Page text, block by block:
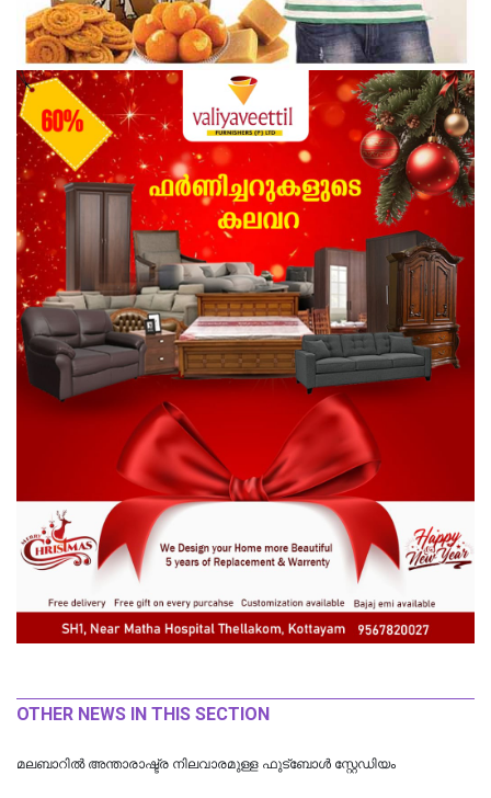
OTHER NEWS IN THIS SECTION
മലബാറിൽ അന്താരാഷ്ട്ര നിലവാരമുള്ള ഫുട്ബോൾ സ്റ്റേഡിയം